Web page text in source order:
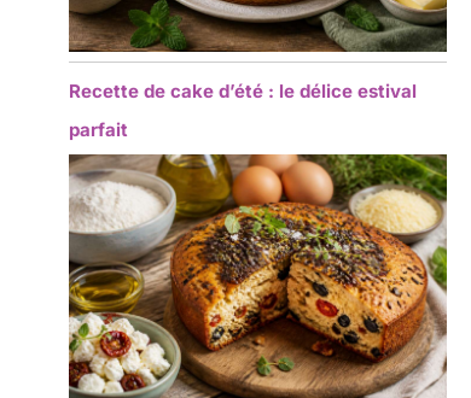
Recette de cake d’été : le délice estival
parfait